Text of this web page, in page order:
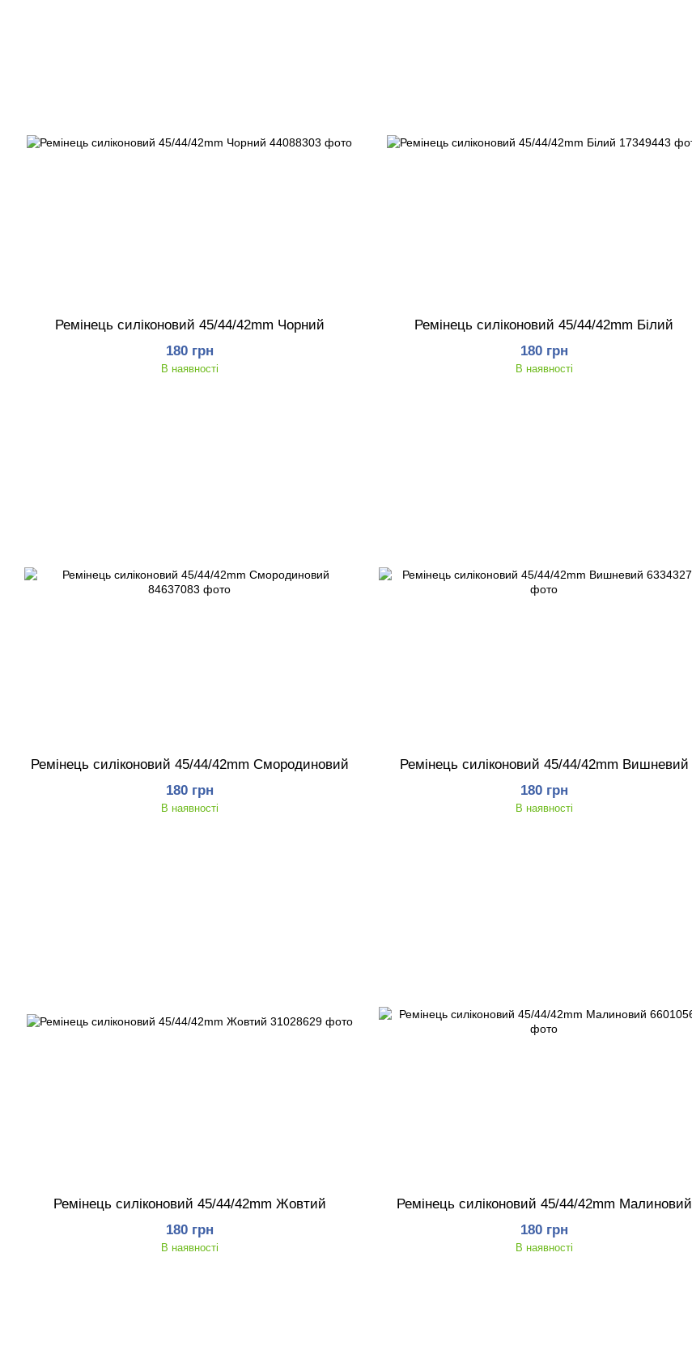
Ремінець силіконовий 45/44/42mm Чорний
180 грн
В наявності
Ремінець силіконовий 45/44/42mm Білий
180 грн
В наявності
Ремінець силіконовий 45/44/42mm Смородиновий
180 грн
В наявності
Ремінець силіконовий 45/44/42mm Вишневий
180 грн
В наявності
Ремінець силіконовий 45/44/42mm Жовтий
180 грн
В наявності
Ремінець силіконовий 45/44/42mm Малиновий
180 грн
В наявності